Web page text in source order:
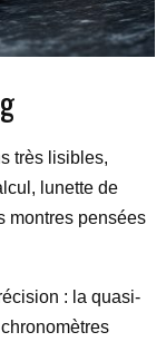
très lisibles,
lunette de
montres pensées
: la quasi-